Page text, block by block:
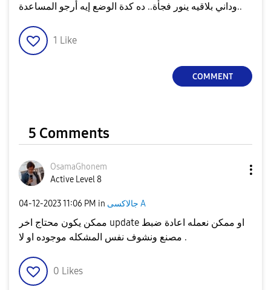
وداني بلاقيه ينور فجأة.. ده كدة الوضع إيه أرجو المساعدة..
1 Like
COMMENT
5 Comments
OsamaGhonem
Active Level 8
‎04-12-202311:06 PM in جالاكسى A
ممكن يكون محتاج اخر update او ممكن نعمله اعادة ضبط
مصنع ونشوف نفس المشكله موجوده او لا .
0 Likes